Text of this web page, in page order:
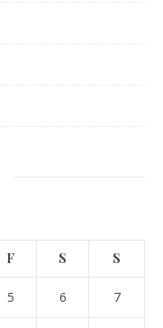
F S S
5 6 7